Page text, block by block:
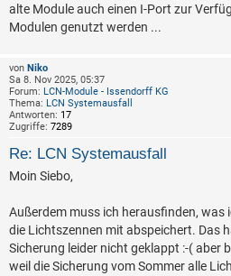
alte Module auch einen I-Port zur
Modulen genutzt werden ...
von Niko
Sa 8. Nov 2025, 05:37
Forum: LCN-Module - Issendorff KG
Thema: LCN Systemausfall
Antworten: 17
Zugriffe: 7289
Re: LCN Systemausfall
Moin Siebo,
Außerdem muss ich herausfinden, was
die Lichtszennen mit abspeichert. Das
Sicherung leider nicht geklappt :-( aber
weil die Sicherung vom Sommer alle